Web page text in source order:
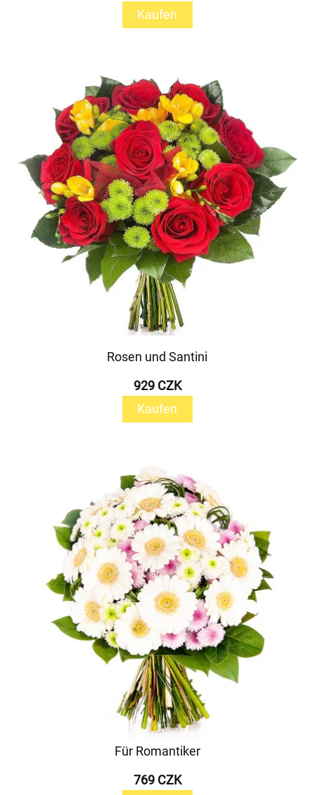
Kaufen
Rosen und Santini
929 CZK
Kaufen
Für Romantiker
769 CZK